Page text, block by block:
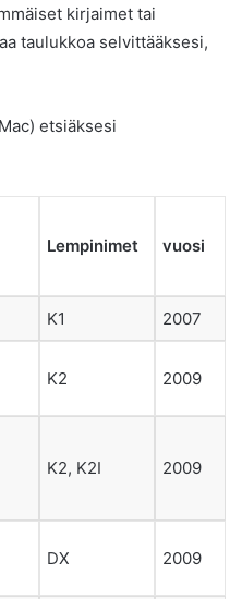
kirjaimet tai
taulukkoa selvittääksesi,
etsiäksesi
Lempinimet vuosi
K1 2007
K2 2009
K2, K2I 2009
DX 2009